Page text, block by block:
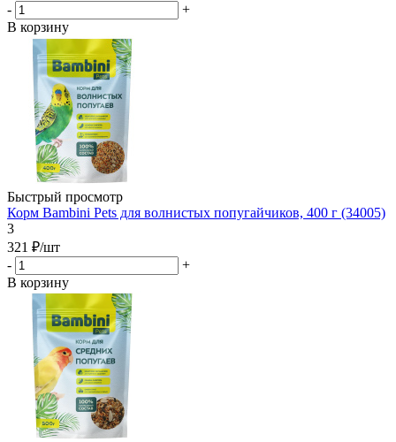
-
+
В корзину
Быстрый просмотр
Корм Bambini Pets для волнистых попугайчиков, 400 г (34005)
3
321 ₽/шт
-
+
В корзину